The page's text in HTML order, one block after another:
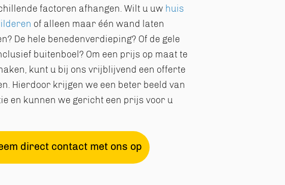
factoren afhangen. Wilt u uw huis
of alleen maar één wand laten
De hele benedenverdieping? Of de gele
buitenboel? Om een prijs op maat te
kunt u bij ons vrijblijvend een offerte
Hierdoor krijgen we een beter beeld van
en kunnen we gericht een prijs voor u
direct contact met ons op